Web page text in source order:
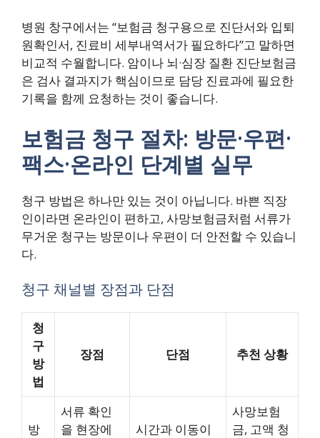
병원 창구에서는 “보험금 청구용으로 진단서와 입퇴
원확인서, 진료비 세부내역서가 필요하다”고 말하면
비교적 수월합니다. 암이나 뇌·심장 질환 진단보험금
은 검사 결과지가 핵심이므로 담당 진료과에 필요한
기록을 함께 요청하는 것이 좋습니다.
보험금 청구 절차: 방문·우편·
팩스·온라인 단계별 실무
청구 방법은 하나만 있는 것이 아닙니다. 바쁜 직장
인이라면 온라인이 편하고, 사망보험금처럼 서류가
무거운 청구는 방문이나 우편이 더 안전할 수 있습니
다.
청구 채널별 장점과 단점
청
구
방
법
장점 단점 추천 상황
방
서류 확인
을 현장에
시간과 이동이
사망보험
금, 고액 청